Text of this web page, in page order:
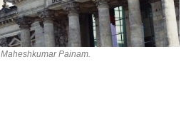
Maheshkumar Painam.